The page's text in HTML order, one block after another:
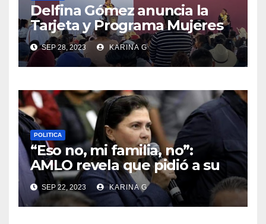
Delfina Gómez anuncia la
Tarjeta y Programa Mujeres
con Bienestar
SEP 28, 2023 KARINA G
POLITICA
“Eso no, mi familia, no”:
AMLO revela que pidió a su
prima «Manuelita» Obrador
no buscar la candidatura a la
gubernatura en Chiapas
SEP 22, 2023 KARINA G